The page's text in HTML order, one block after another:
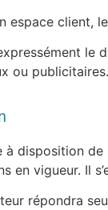
espace client,
le
ou
disposition
en vigueur. Il
répondra